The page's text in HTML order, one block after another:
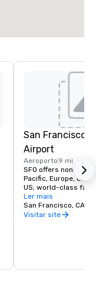
San Francisco
Airport
Aeroporto 9 mi
SFO offers nonstop
Pacific, Europe,
US; world-class
dining, and more!
Ler mais
San Francisco, CA,
Visitar site